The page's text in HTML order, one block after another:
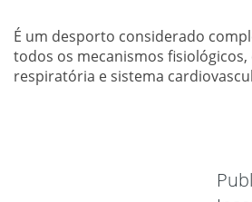
É um desporto considerado
todos os mecanismos
respiratória e sistema